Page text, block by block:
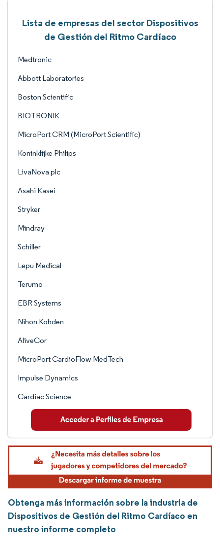
Lista de empresas del sector Dispositivos
de Gestión del Ritmo Cardíaco
Medtronic
Abbott Laboratories
Boston Scientific
BIOTRONIK
MicroPort CRM (MicroPort Scientific)
Koninklijke Philips
LivaNova plc
Asahi Kasei
Stryker
Mindray
Schiller
Lepu Medical
Terumo
EBR Systems
Nihon Kohden
AliveCor
MicroPort CardioFlow MedTech
Impulse Dynamics
Cardiac Science
Obtenga más información sobre la industria de
Dispositivos de Gestión del Ritmo Cardíaco en
nuestro informe completo